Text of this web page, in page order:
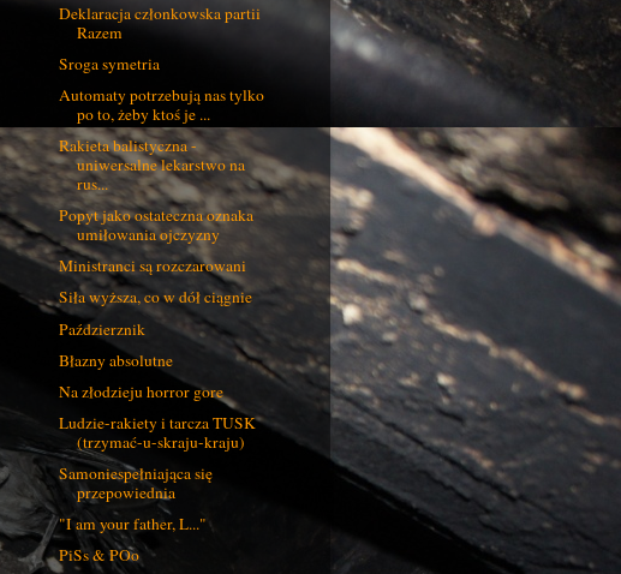
Deklaracja członkowska partii
Razem
Sroga symetria
Automaty potrzebują nas tylko
po to, żeby ktoś je ...
Rakieta balistyczna -
uniwersalne lekarstwo na
rus...
Popyt jako ostateczna oznaka
umiłowania ojczyzny
Ministranci są rozczarowani
Siła wyższa, co w dół ciągnie
Paździerznik
Błazny absolutne
Na złodzieju horror gore
Ludzie-rakiety i tarcza TUSK
(trzymać-u-skraju-kraju)
Samoniespełniająca się
przepowiednia
"I am your father, L..."
PiSs & POo